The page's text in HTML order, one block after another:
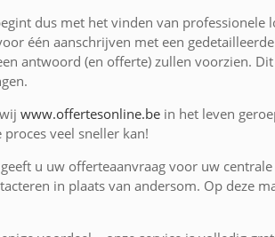
dus met het vinden van professionele
één aanschrijven met een
antwoord (en offerte) zullen voorzien.
www.offertesonline.be in het leven
veel sneller kan!
u uw offerteaanvraag voor uw
in plaats van andersom. Op deze